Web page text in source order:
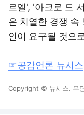
르엘', '아크로 드
은 치열한 경쟁 속
인이 요구될 것으
☞공감언론 뉴시스
Copyright © 뉴시스. 무